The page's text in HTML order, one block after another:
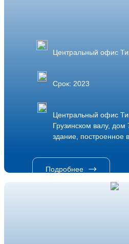
Центральный офис
Срок: 2023
Центральный офис
Грузинском валу,
здание, построенное в
Подробнее